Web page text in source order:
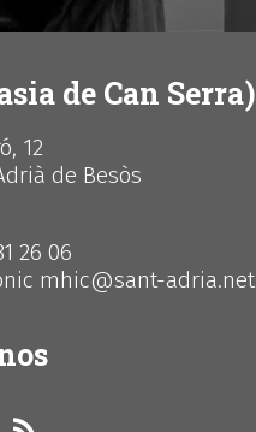
de Can Serra)
12
de Besòs
26 06
mhic@sant-adria.net